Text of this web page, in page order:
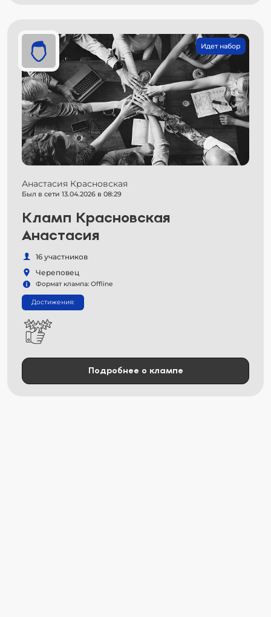
Идет набор
Анастасия Красновская
Был в сети 13.04.2026 в 08:29
Кламп Красновская
Анастасия
16 участников
Череповец
Формат клампа: Offline
Достижения:
Подробнее о клампе